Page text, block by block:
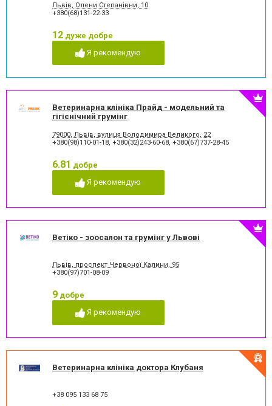
Львів, Олени Степанівни, 10
+380(68)131-22-33
12 дуже добре
Я рекомендую
Ветеринарна клініка Прайд - модельний та
гігієнічний грумінг
79000, Львів, вулиця Володимира Великого, 22
+380(98)110-01-18, +380(32)243-60-68, +380(67)737-28-45
6.81 добре
Я рекомендую
Ветіко - зоосалон та грумінг у Львові
Львів, проспект Червоної Калини, 95
+380(97)701-08-09
9 добре
Я рекомендую
Ветеринарна клініка доктора Клубаня
+38 095 133 68 75